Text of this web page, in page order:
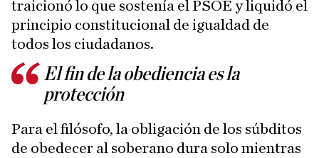
traicionó lo que sostenía el PSOE y liquidó el
principio constitucional de igualdad de
todos los ciudadanos.
El fin de la obediencia es la
protección
Para el filósofo, la obligación de los súbditos
de obedecer al soberano dura solo mientras